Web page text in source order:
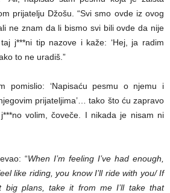
prijatelju Džošu. “Svi smo ovde iz ovog
ne znam da li bismo svi bili ovde da nije
j***ni tip nazove i kaže: ‘Hej, ja radim
to ne uradiš.”
pomislio: ‘Napisaću pesmu o njemu i
prijateljima’… tako što ću zapravo
volim, čoveče. I nikada je nisam ni
“When I’m feeling I’ve had enough,
like riding, you know I’ll ride with you/ If
big plans, take it from me I’ll take that